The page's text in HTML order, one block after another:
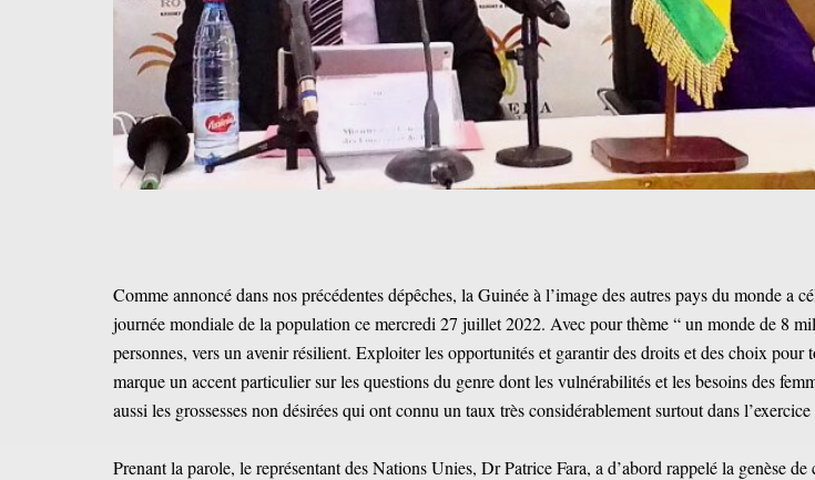
Comme annoncé dans nos précédentes dépêches, la Guinée à l’image des autres pays du monde a
journée mondiale de la population ce mercredi 27 juillet 2022. Avec pour thème “ un monde de 8
personnes, vers un avenir résilient. Exploiter les opportunités et garantir des droits et des choix pour
marque un accent particulier sur les questions du genre dont les vulnérabilités et les besoins des
aussi les grossesses non désirées qui ont connu un taux très considérablement surtout dans
Prenant la parole, le représentant des Nations Unies, Dr Patrice Fara, a d’abord rappelé la genèse de